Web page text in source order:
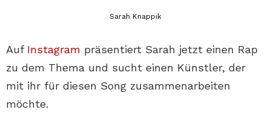
Sarah Knappik
Auf Instagram präsentiert Sarah jetzt einen Rap
zu dem Thema und sucht einen Künstler, der
mit ihr für diesen Song zusammenarbeiten
möchte.